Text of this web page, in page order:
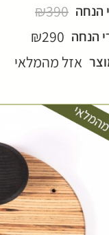
הנחה ₪390
הנחה ₪290
אזל מהמלאי